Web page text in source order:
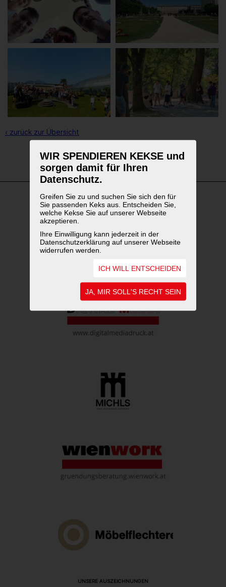
WIR SPENDIEREN KEKSE und
sorgen damit für Ihren
Datenschutz.
Greifen Sie zu und suchen Sie sich den für
Sie passenden Keks aus. Entscheiden Sie,
welche Kekse Sie auf unserer Webseite
akzeptieren.
Ihre Einwilligung kann jederzeit in der
Datenschutzerklärung auf unserer Webseite
widerrufen werden.
ICH WILL ENTSCHEIDEN
JA, MIR SOLL'S RECHT SEIN
‹ zurück zur Übersicht
1 2
WEITERFÜHRENDE LINKS
UNSERE AUSZEICHNUNGEN